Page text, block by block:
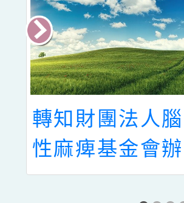
轉知財團法人腦
性麻痺基金會辦
理「桃園市第三